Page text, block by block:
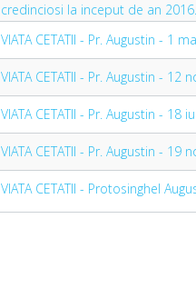
credinciosi la inceput de an
VIATA CETATII - Pr. Augustin - 1
VIATA CETATII - Pr. Augustin -
VIATA CETATII - Pr. Augustin - 18
VIATA CETATII - Pr. Augustin -
VIATA CETATII - Protosinghel